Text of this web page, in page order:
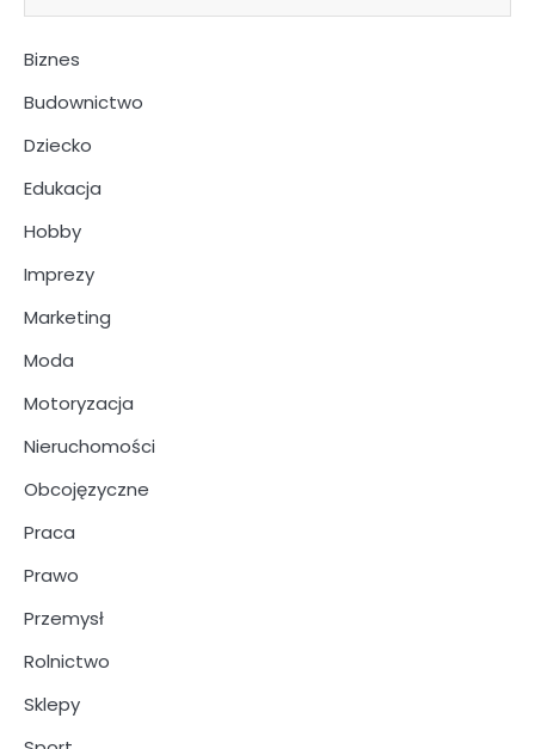
Biznes
Budownictwo
Dziecko
Edukacja
Hobby
Imprezy
Marketing
Moda
Motoryzacja
Nieruchomości
Obcojęzyczne
Praca
Prawo
Przemysł
Rolnictwo
Sklepy